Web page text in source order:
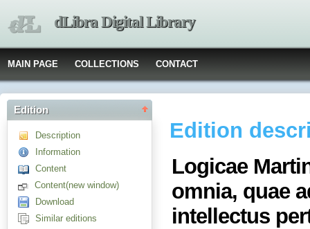
dLibra Digital Library
MAIN PAGE COLLECTIONS CONTACT
Edition
Description
Information
Content
Content(new window)
Download
Similar editions
Edition
Logicae
omnia, quae
intellectus